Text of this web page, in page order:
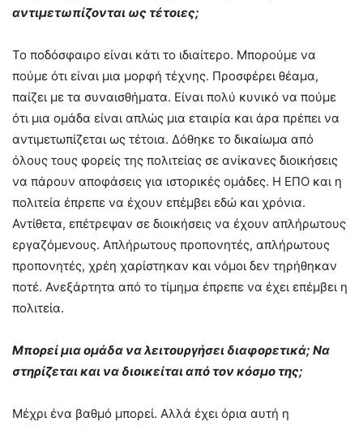
αντιμετωπίζονται ως τέτοιες;
Το ποδόσφαιρο είναι κάτι το ιδιαίτερο. Μπορούμε να
πούμε ότι είναι μια μορφή τέχνης. Προσφέρει θέαμα,
παίζει με τα συναισθήματα. Είναι πολύ κυνικό να πούμε
ότι μια ομάδα είναι απλώς μια εταιρία και άρα πρέπει να
αντιμετωπίζεται ως τέτοια. Δόθηκε το δικαίωμα από
όλους τους φορείς της πολιτείας σε ανίκανες διοικήσεις
να πάρουν αποφάσεις για ιστορικές ομάδες. Η ΕΠΟ και η
πολιτεία έπρεπε να έχουν επέμβει εδώ και χρόνια.
Αντίθετα, επέτρεψαν σε διοικήσεις να έχουν απλήρωτους
εργαζόμενους. Απλήρωτους προπονητές, απλήρωτους
προπονητές, χρέη χαρίστηκαν και νόμοι δεν τηρήθηκαν
ποτέ. Ανεξάρτητα από το τίμημα έπρεπε να έχει επέμβει η
πολιτεία.
Μπορεί μια ομάδα να λειτουργήσει διαφορετικά; Να
στηρίζεται και να διοικείται από τον κόσμο της;
Μέχρι ένα βαθμό μπορεί. Αλλά έχει όρια αυτή η